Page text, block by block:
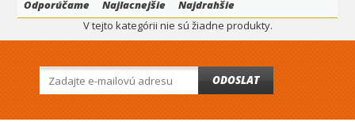
Odporúčame Najlacnejšie
Najdrahšie
V tejto kategórii nie sú žiadne produkty.
ODOSLAT